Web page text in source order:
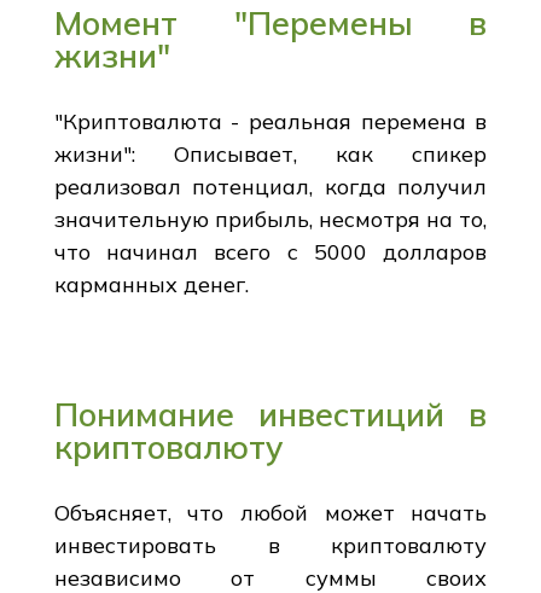
Момент "Перемены в
жизни"
"Криптовалюта - реальная перемена в
жизни": Описывает, как спикер
реализовал потенциал, когда получил
значительную прибыль, несмотря на то,
что начинал всего с 5000 долларов
карманных денег.
Понимание инвестиций в
криптовалюту
Объясняет, что любой может начать
инвестировать в криптовалюту
независимо от суммы своих